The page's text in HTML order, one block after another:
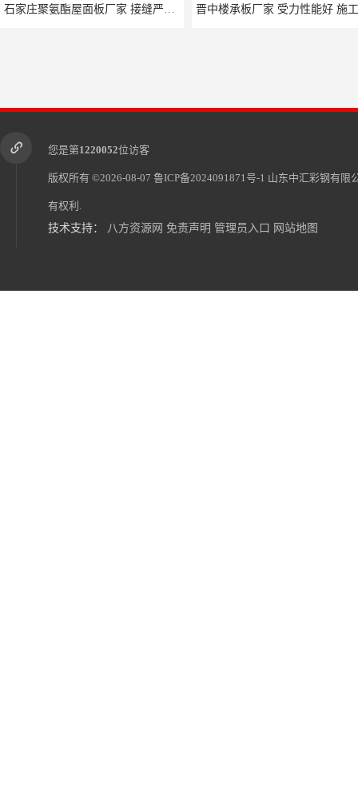
石家庄聚氨酯屋面板厂家 接缝严密 应用广泛
晋中楼承板价格 应用广泛 施工简便快捷
您是第1220052位访客
版权所有 ©2026-08-07 鲁ICP备2024091871号-1 山东中汇彩钢有限
有权利.
技术支持： 八方资源网 免责声明 管理员入口 网站地图